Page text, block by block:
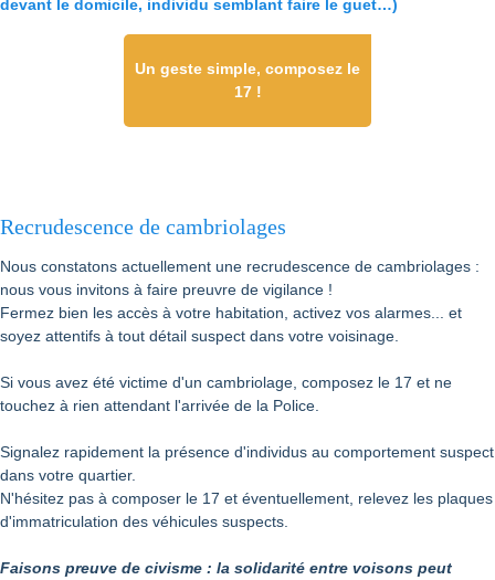
devant le domicile, individu semblant faire le guet…)
Un geste simple, composez le
17 !
Recrudescence de cambriolages
Nous constatons actuellement une recrudescence de cambriolages :
nous vous invitons à faire preuvre de vigilance !
Fermez bien les accès à votre habitation, activez vos alarmes... et
soyez attentifs à tout détail suspect dans votre voisinage.
Si vous avez été victime d'un cambriolage, composez le 17 et ne
touchez à rien attendant l'arrivée de la Police.
Signalez rapidement la présence d'individus au comportement suspect
dans votre quartier.
N'hésitez pas à composer le 17 et éventuellement, relevez les plaques
d'immatriculation des véhicules suspects.
Faisons preuve de civisme : la solidarité entre voisons peut